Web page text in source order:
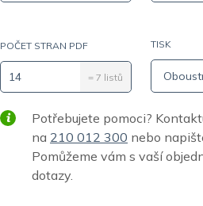
POČET STRAN PDF
= 7 listů
TISK
Potřebujete pomoci?
na 210 012 300 nebo
Pomůžeme vám s vaší
dotazy.